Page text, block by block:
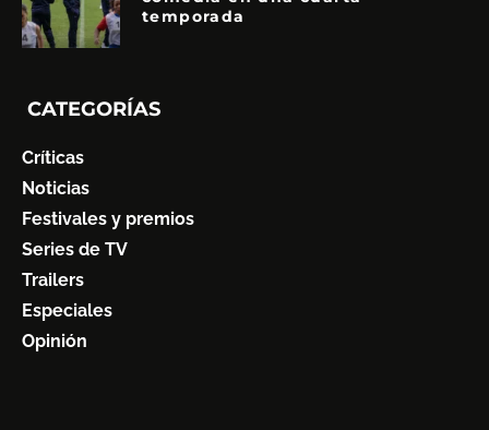
temporada
CATEGORÍAS
Críticas
Noticias
Festivales y premios
Series de TV
Trailers
Especiales
Opinión